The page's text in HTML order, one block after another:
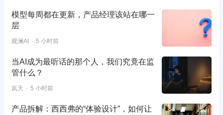
模型每周都在更新，产品经理该站在哪一
层
观澜AI 5 小时前
当AI成为最听话的那个人，我们究竟在监
管什么？
岚天 5 小时前
产品拆解：西西弗的“体验设计”，如何让